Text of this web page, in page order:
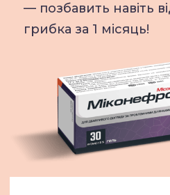
— позбавить навіть
грибка за 1 місяць!